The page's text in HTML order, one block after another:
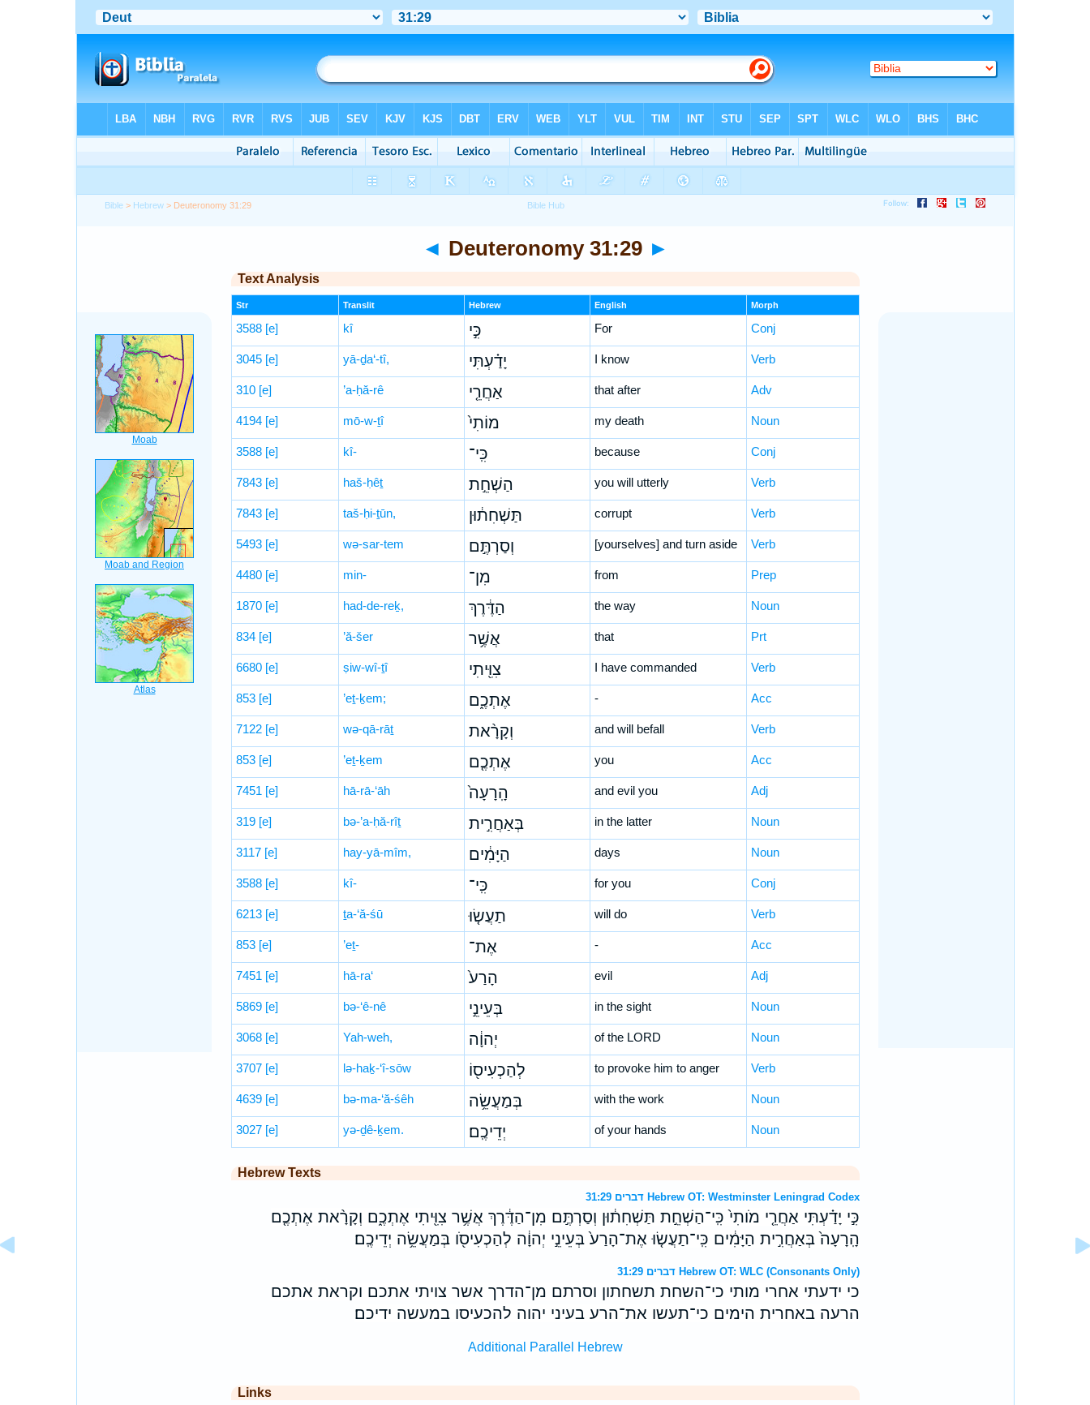
Bible > Hebrew > Deuteronomy 31:29
◄ Deuteronomy 31:29 ►
Text Analysis
Str Translit Hebrew English Morph
3588 [e] kî כִּ֣י For Conj
3045 [e] yā-ḏa‘-tî, יָדַ֗עְתִּי I know Verb
310 [e] ’a-ḥă-rê אַחֲרֵ֤י that after Adv
4194 [e] mō-w-ṯî מוֹתִי֙ my death Noun
3588 [e] kî- כִּֽי־ because Conj
7843 [e] haš-ḥêṯ הַשְׁחֵ֣ת you will utterly Verb
7843 [e] taš-ḥi-ṯūn, תַּשְׁחִת֔וּן corrupt Verb
5493 [e] wə-sar-tem וְסַרְתֶּ֣ם [yourselves] and turn aside Verb
4480 [e] min- מִן־ from Prep
1870 [e] had-de-reḵ, הַדֶּ֔רֶךְ the way Noun
834 [e] ’ă-šer אֲשֶׁ֥ר that Prt
6680 [e] ṣiw-wî-ṯî צִוִּ֖יתִי I have commanded Verb
853 [e] ’eṯ-ḵem; אֶתְכֶ֑ם - Acc
7122 [e] wə-qā-rāṯ וְקָרָ֨את and will befall Verb
853 [e] ’eṯ-ḵem אֶתְכֶ֤ם you Acc
7451 [e] hā-rā-‘āh הָֽרָעָה֙ and evil you Adj
319 [e] bə-’a-ḥă-rîṯ בְּאַחֲרִ֣ית in the latter Noun
3117 [e] hay-yā-mîm, הַיָּמִ֔ים days Noun
3588 [e] kî- כִּֽי־ for you Conj
6213 [e] ṯa-‘ă-śū תַעֲשׂ֤וּ will do Verb
853 [e] ’eṯ- אֶת־ - Acc
7451 [e] hā-ra‘ הָרַע֙ evil Adj
5869 [e] bə-‘ê-nê בְּעֵינֵ֣י in the sight Noun
3068 [e] Yah-weh, יְהוָ֔ה of the LORD Noun
3707 [e] lə-haḵ-‘î-sōw לְהַכְעִיס֖וֹ to provoke him to anger Verb
4639 [e] bə-ma-‘ă-śêh בְּמַעֲשֵׂ֥ה with the work Noun
3027 [e] yə-ḏê-ḵem. יְדֵיכֶֽם׃ of your hands Noun
Hebrew Texts
דברים 31:29 Hebrew OT: Westminster Leningrad Codex
כִּ֣י יָדַ֗עְתִּי אַחֲרֵ֤י מֹותִי֙ כִּֽי־הַשְׁחֵ֣ת תַּשְׁחִת֔וּן וְסַרְתֶּ֣ם מִן־הַדֶּ֔רֶךְ אֲשֶׁ֥ר צִוִּ֖יתִי אֶתְכֶ֑ם וְקָרָ֨את אֶתְכֶ֤ם
הָֽרָעָה֙ בְּאַחֲרִ֣ית הַיָּמִ֔ים כִּֽי־תַעֲשׂ֤וּ אֶת־הָרַע֙ בְּעֵינֵ֣י יְהוָ֔ה לְהַכְעִיסֹ֖ו בְּמַעֲשֵׂ֥ה יְדֵיכֶֽם׃
דברים 31:29 Hebrew OT: WLC (Consonants Only)
כי ידעתי אחרי מותי כי־השחת תשחתון וסרתם מן־הדרך אשר צויתי אתכם וקראת אתכם
הרעה באחרית הימים כי־תעשו את־הרע בעיני יהוה להכעיסו במעשה ידיכם׃
Additional Parallel Hebrew
Links